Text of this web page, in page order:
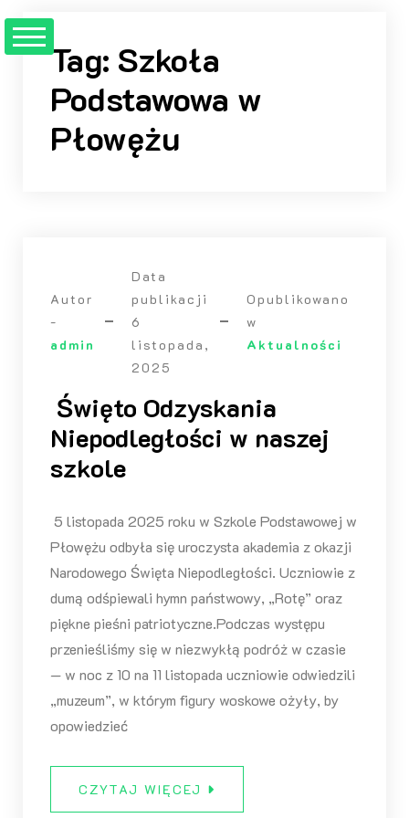
do
Tag: Szkoła
Podstawowa w
Płowężu
Autor
-
admin
Data
publikacji
6
listopada,
2025
Opublikowano
w
Aktualności
Święto Odzyskania
Niepodległości w naszej
szkole
5 listopada 2025 roku w Szkole Podstawowej w
Płowężu odbyła się uroczysta akademia z okazji
Narodowego Święta Niepodległości. Uczniowie z
dumą odśpiewali hymn państwowy, „Rotę” oraz
piękne pieśni patriotyczne.Podczas występu
przenieśliśmy się w niezwykłą podróż w czasie
— w noc z 10 na 11 listopada uczniowie odwiedzili
„muzeum”, w którym figury woskowe ożyły, by
opowiedzieć
CZYTAJ WIĘCEJ